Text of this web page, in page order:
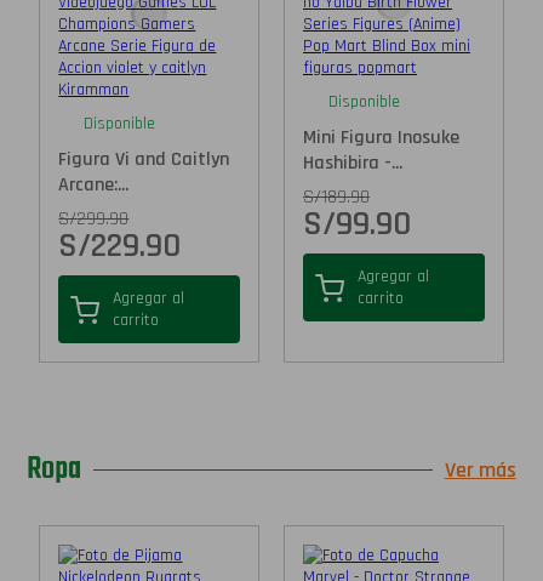
Disponible
Figura Vi and Caitlyn
Arcane:...
S/299.90
S/229.90
Agregar al
carrito
Disponible
Mini Figura Inosuke
Hashibira -...
S/189.90
S/99.90
Agregar al
carrito
Ropa Ver más